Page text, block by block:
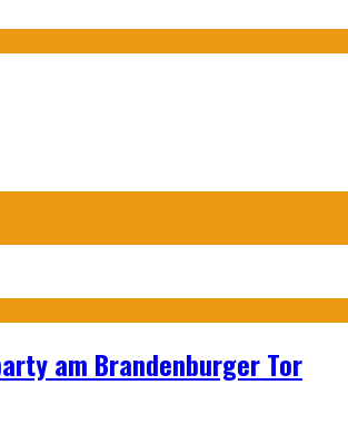
am Brandenburger Tor